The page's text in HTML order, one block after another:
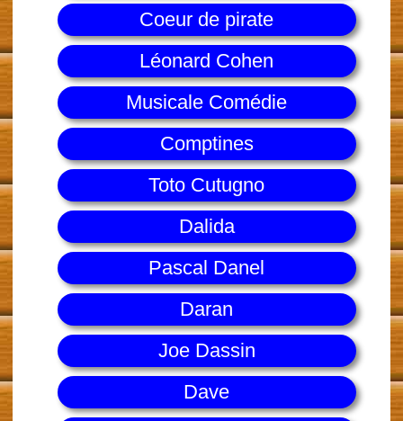
Coeur de pirate
Léonard Cohen
Musicale Comédie
Comptines
Toto Cutugno
Dalida
Pascal Danel
Daran
Joe Dassin
Dave